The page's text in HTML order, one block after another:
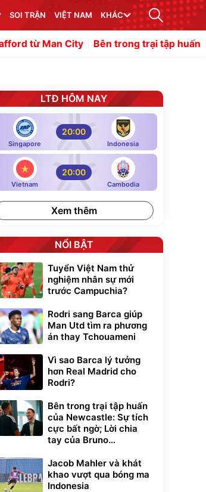
SOI TRẬN VIỆT NAM KHÁC
Bên trong trại tập huấn của
LTĐ HÔM NAY
Singapore
20:00
Indonesia
Vietnam
20:00
Cambodia
Xem thêm
NỔI BẬT
Tuyển Việt Nam thử
nghiệm nhân sự mới
trước Campuchia?
Rodri sang Barca giúp
Man Utd tìm ra phương
án thay Tchouameni
Vì sao Barca lý tưởng
hơn Real Madrid cho
Rodri?
Bên trong trại tập huấn
của Newcastle: Sự tích
cực bất ngờ; Lời chia
tay của Bruno
Jacob Mahler và khát
khao vượt qua bóng ma
Indonesia